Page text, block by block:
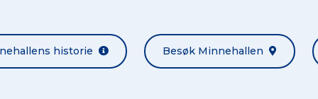
historie Besøk Minnehallen